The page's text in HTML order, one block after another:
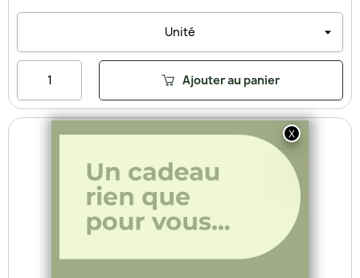
Ajouter au panier